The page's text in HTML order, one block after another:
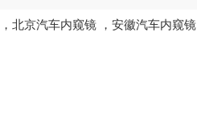
， 北京汽车内窥镜 ， 安徽汽车内窥镜